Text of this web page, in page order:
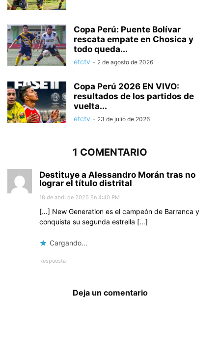
Copa Perú: Puente Bolívar
rescata empate en Chosica y
todo queda...
etctv - 2 de agosto de 2026
Copa Perú 2026 EN VIVO:
resultados de los partidos de
vuelta...
etctv - 23 de julio de 2026
1 COMENTARIO
Destituye a Alessandro Morán tras no
lograr el título distrital
18 de abril de 2025 En 4:40 PM
[…] New Generation es el campeón de Barranca y
conquista su segunda estrella […]
Cargando...
Respuesta
Deja un comentario